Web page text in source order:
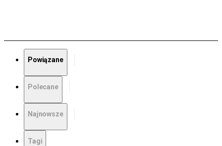
Powiązane
Polecane
Najnowsze
Tagi